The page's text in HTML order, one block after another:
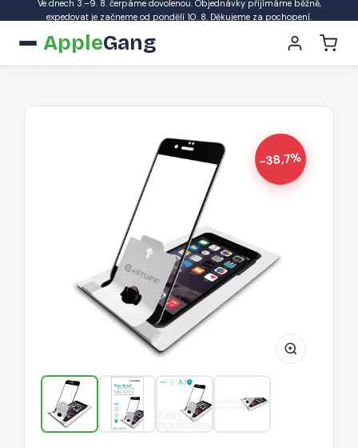
Ve dnech 3.–9. 8. čerpáme dovolenou. Objednávky přijímáme běžně,
expedovat je začneme od pondělí 10. 8. Děkujeme za pochopení.
AppleGang
-38,7%
ESTUFF
Easy
Applicator
Ochranné
sklo
FULL-
COVER
0.3mm
pro